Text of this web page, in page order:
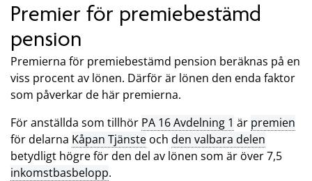
Premier för premiebestämd
pension
Premierna för premiebestämd pension beräknas på en
viss procent av lönen. Därför är lönen den enda faktor
som påverkar de här premierna.
För anställda som tillhör PA 16 Avdelning 1 är premien
för delarna Kåpan Tjänste och den valbara delen
betydligt högre för den del av lönen som är över 7,5
inkomstbasbelopp.